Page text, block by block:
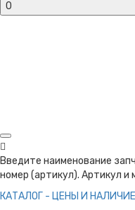
0
Введите наименование
номер (артикул). Артикул и
КАТАЛОГ - ЦЕНЫ И НАЛИЧИЕ